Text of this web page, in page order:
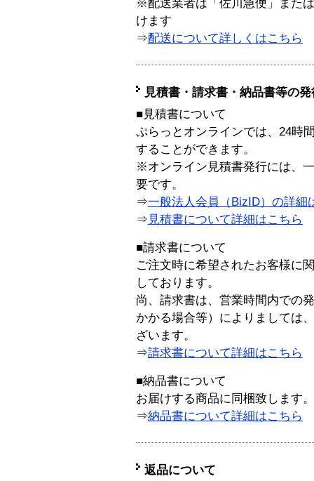
※配送業者は「佐川急便」また
けます
⇒配送について詳しくはこちら
見積書・請求書・納品書等の
■見積書について
ぷらっとオンラインでは、24時
することができます。
※オンライン見積書発行には、
要です。
⇒一般法人会員（BizID）の詳細
⇒ 見積書について詳細はこちら
■請求書について
ご注文時に希望されたお客様に
しております。
尚、請求書は、営業時間内での
かかる場合等）によりましては
ざいます。
⇒請求書について詳細はこちら
■納品書について
お届けする商品に同梱致します。
⇒納品書について詳細はこちら
返品について